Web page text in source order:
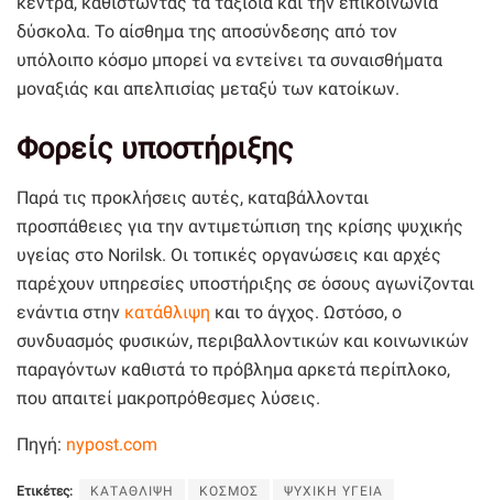
δύσκολα. Το αίσθημα της αποσύνδεσης από τον
υπόλοιπο κόσμο μπορεί να εντείνει τα συναισθήματα
μοναξιάς και απελπισίας μεταξύ των κατοίκων.
Φορείς υποστήριξης
Παρά τις προκλήσεις αυτές, καταβάλλονται
προσπάθειες για την αντιμετώπιση της κρίσης ψυχικής
υγείας στο Norilsk. Οι τοπικές οργανώσεις και αρχές
παρέχουν υπηρεσίες υποστήριξης σε όσους αγωνίζονται
ενάντια στην κατάθλιψη και το άγχος. Ωστόσο, ο
συνδυασμός φυσικών, περιβαλλοντικών και κοινωνικών
παραγόντων καθιστά το πρόβλημα αρκετά περίπλοκο,
που απαιτεί μακροπρόθεσμες λύσεις.
Πηγή: nypost.com
Ετικέτες: ΚΑΤΑΘΛΙΨΗ ΚΟΣΜΟΣ ΨΥΧΙΚΗ ΥΓΕΙΑ